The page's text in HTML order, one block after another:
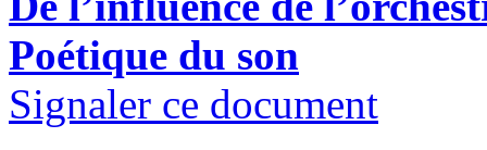
Poétique du son
Signaler ce document